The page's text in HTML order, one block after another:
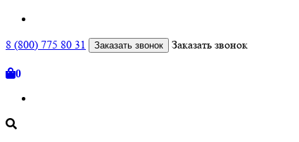
8 (800) 775 80 31 Заказать звонок Заказать звонок
0